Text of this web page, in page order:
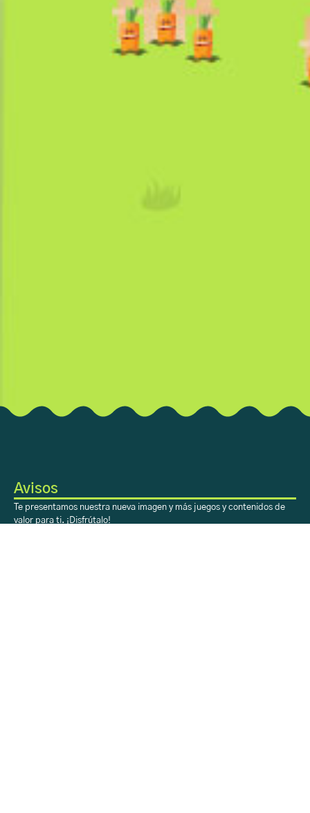
Avisos
Te presentamos nuestra nueva imagen y más juegos y contenidos de
valor para ti. ¡Disfrútalo!